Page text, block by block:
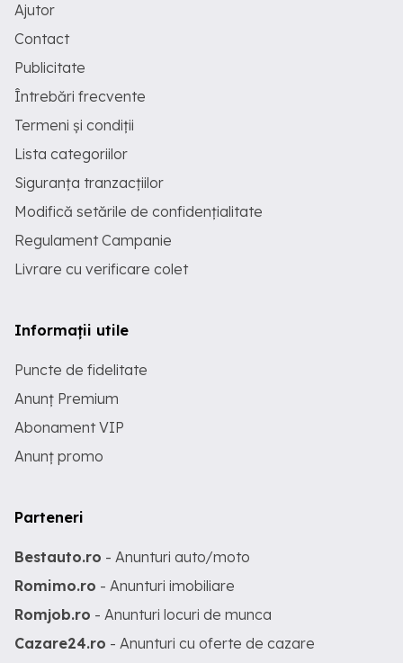
Ajutor
Contact
Publicitate
Întrebări frecvente
Termeni și condiții
Lista categoriilor
Siguranța tranzacțiilor
Modifică setările de confidențialitate
Regulament Campanie
Livrare cu verificare colet
Informații utile
Puncte de fidelitate
Anunț Premium
Abonament VIP
Anunț promo
Parteneri
Bestauto.ro - Anunturi auto/moto
Romimo.ro - Anunturi imobiliare
Romjob.ro - Anunturi locuri de munca
Cazare24.ro - Anunturi cu oferte de cazare